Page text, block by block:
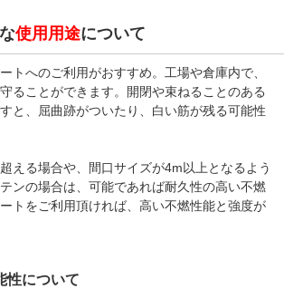
使用用途について
トへのご利用がおすすめ。工場や倉庫内で、
ることができます。開閉や束ねることのある
と、屈曲跡がついたり、白い筋が残る可能性
える場合や、間口サイズが4m以上となるよう
ンの場合は、可能であれば耐久性の高い不燃
トをご利用頂ければ、高い不燃性能と強度が
性について